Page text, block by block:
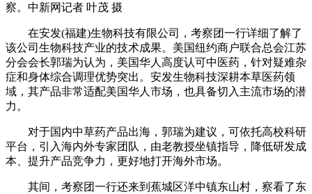
察。中新网记者 叶茂 摄
在安发(福建)生物科技有限公司，考察团一行详细了解了
该公司生物科技产业的技术成果。美国纽约商户联合总会江苏
分会会长郭瑞为认为，美国华人高度认可中医药，针对疑难杂
症和身体综合调理优势突出。安发生物科技深耕本草医药领
域，其产品非常适配美国华人市场，也具备切入主流市场的潜
力。
对于国内中草药产品出海，郭瑞为建议，可依托高校科研
平台，引入海内外专家团队，由老教授坐镇指导，降低研发成
本、提升产品竞争力，更好地打开海外市场。
其间，考察团一行还来到蕉城区洋中镇东山村，察看了东